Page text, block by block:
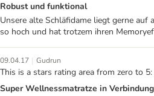
Robust und funktional
Unsere alte Schläfidame liegt gerne auf
so hoch und hat trotzem ihren
09.04.17 | Gudrun
This is a stars rating area from zero to
Super Wellnessmatratze in